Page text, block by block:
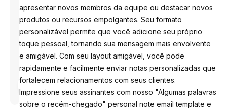
Desenhado
por
Anastasiia
apresentar novos membros da equipe ou destacar novos
produtos ou recursos empolgantes. Seu formato
personalizável permite que você adicione seu próprio
toque pessoal, tornando sua mensagem mais envolvente
e amigável. Com seu layout amigável, você pode
rapidamente e facilmente enviar notas personalizadas que
fortalecem relacionamentos com seus clientes.
Impressione seus assinantes com nosso "Algumas palavras
sobre o recém-chegado" personal note email template e